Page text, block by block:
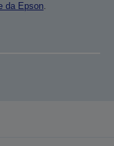
da Epson.